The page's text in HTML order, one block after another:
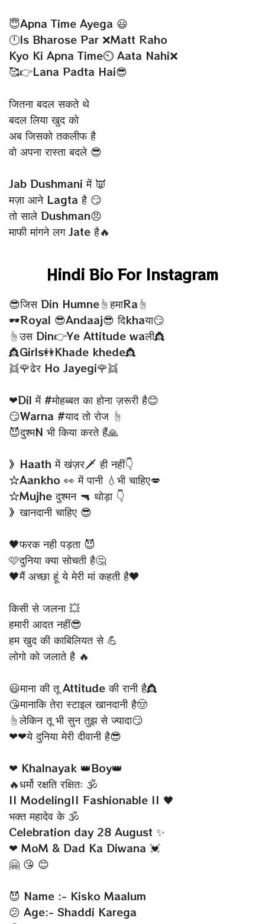
😇Apna Time Ayega 😃
🕛Is Bharose Par ❌Matt Raho
Kyo Ki Apna Time⏲ Aata Nahi❌
🥰👉Lana Padta Hai😎
जितना बदल सकते थे
बदल लिया खुद को
अब जिसको तकलीफ है
वो अपना रास्ता बदले 😎
Jab Dushmani में 👿
मज़ा आने Lagta है 😏
तो साले Dushman😠
माफी मांगने लग Jate है🔥
Hindi Bio For Instagram
😎जिस Din Humne☝हमाRa☝
🕶Royal 😎Andaaj😎 दिkhaया😏
☝उस Din👉Ye Attitude waली👸
👸Girls👭Khade khede👸
👯🌹ढेर Ho Jayegi🌹👯
❤Dil में #मोहब्बत का होना ज़रूरी है😊
😏Warna #याद तो रोज ☝
😈दुश्मN भी किया करते हैं🙏
》Haath में खंज़र🗡 ही नहीं👇
☆Aankho 👀 में पानी 💧भी चाहिए💋
☆Mujhe दुश्मन 🔫 थोड़ा 👇
》खानदानी चाहिए 😎
🖤फरक नही पड़ता 😈
🩷दुनिया क्या सोचती है🤔
🖤मैं अच्छा हूं ये मेरी मां कहती है♥
किसी से जलना 💥
हमारी आदत नहीं😎
हम खुद की काबिलियत से 💪
लोगो को जलाते है 🔥
😃माना की तू Attitude की रानी है👸
😘मानाकि तेरा स्टाइल खानदानी है🤠
☝लेकिन तू भी सुन तुझ से ज्यादा😏
❤❤ये दुनिया मेरी दीवानी है😎
❤ Khalnayak 👑Boy👑
🔥धर्मो रक्षति रक्षितः 🕉
|| Modeling|| Fashionable || 🖤
भक्त महादेव के 🕉
Celebration day 28 August ✨
❤ MoM & Dad Ka Diwana 💓
🤗 😘 😊
😈 Name :- Kisko Maalum
😕 Age:- Shaddi Karega